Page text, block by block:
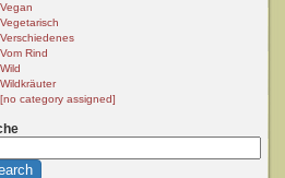
Vegan
Vegetarisch
Verschiedenes
Vom Rind
Wild
Wildkräuter
[no category assigned]